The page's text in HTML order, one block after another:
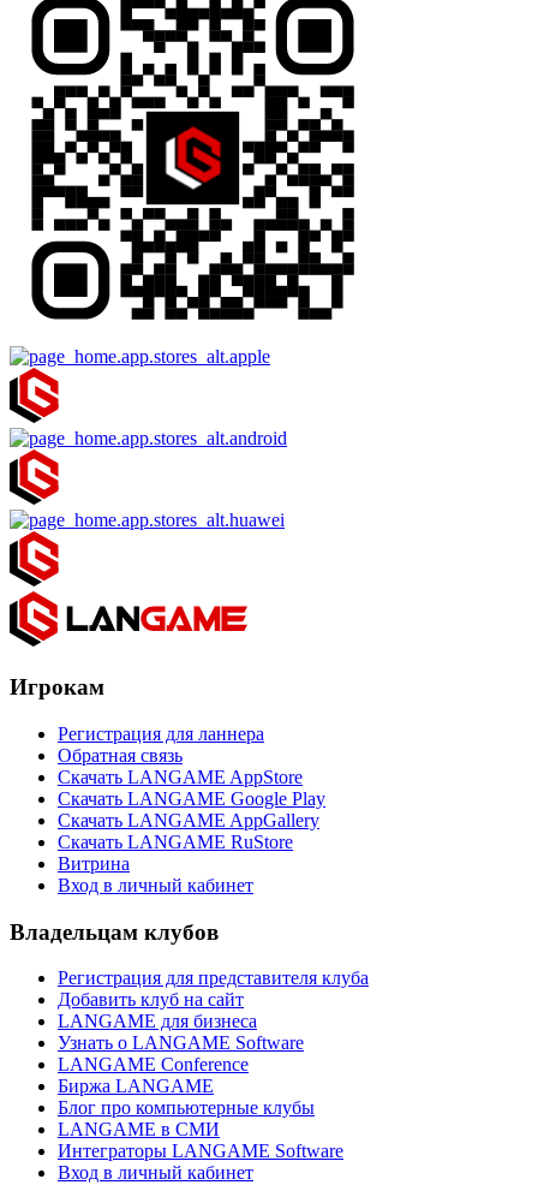
Игрокам
Регистрация для ланнера
Обратная связь
Скачать LANGAME AppStore
Скачать LANGAME Google Play
Скачать LANGAME AppGallery
Скачать LANGAME RuStore
Витрина
Вход в личный кабинет
Владельцам клубов
Регистрация для представителя клуба
Добавить клуб на сайт
LANGAME для бизнеса
Узнать о LANGAME Software
LANGAME Conference
Биржа LANGAME
Блог про компьютерные клубы
LANGAME в СМИ
Интеграторы LANGAME Software
Вход в личный кабинет